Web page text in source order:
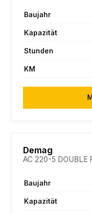
Baujahr
Kapazität
Stunden
KM
Demag
AC 220-5 DOUBLE
Baujahr
Kapazität